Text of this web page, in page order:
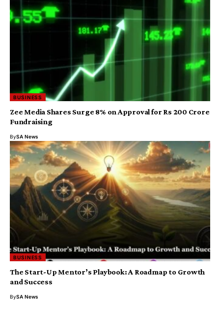
BUSINESS
Zee Media Shares Surge 8% on Approval for Rs 200 Crore
Fundraising
BySA News
BUSINESS
The Start-Up Mentor’s Playbook: A Roadmap to Growth
and Success
BySA News